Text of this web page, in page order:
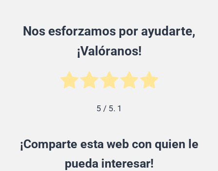
Nos esforzamos por ayudarte,
¡Valóranos!
5 / 5. 1
¡Comparte esta web con quien le
pueda interesar!